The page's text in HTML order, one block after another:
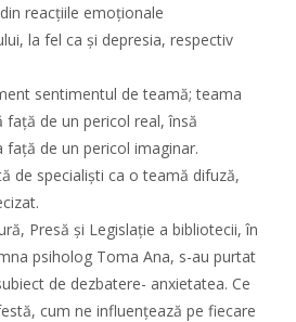
reacțiile emoționale
la fel ca și depresia, respectiv
sentimentul de teamă; teama
de un pericol real, însă
de un pericol imaginar.
de specialiști ca o teamă difuză,
Presă și Legislație a bibliotecii, în
psiholog Toma Ana, s-au purtat
de dezbatere- anxietatea. Ce
cum ne influențează pe fiecare